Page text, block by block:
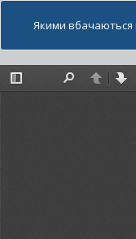
Якими вбачаються